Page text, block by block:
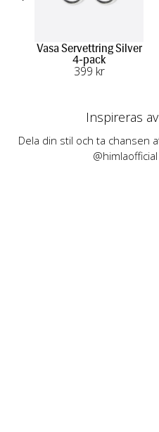
Vasa Servettring Silver
4-pack
399 kr
Inspireras
Dela din stil och ta chansen